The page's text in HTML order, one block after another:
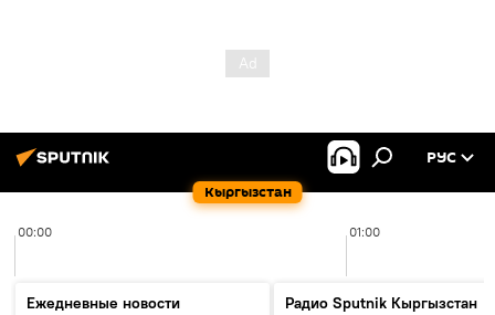
Кыргызстан
РУС
00:00 01:00
Ежедневные новости
Радио Sputnik Кыргызстан